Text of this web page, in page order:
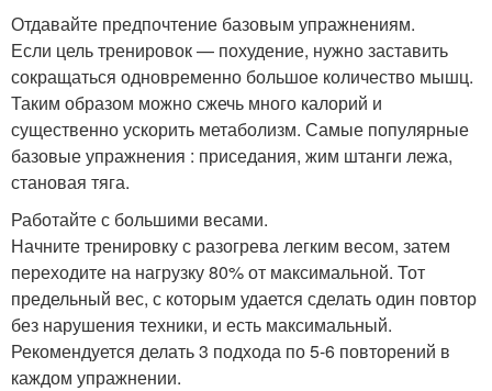
Отдавайте предпочтение базовым упражнениям.
Если цель тренировок — похудение, нужно заставить
сокращаться одновременно большое количество мышц.
Таким образом можно сжечь много калорий и
существенно ускорить метаболизм. Самые популярные
базовые упражнения : приседания, жим штанги лежа,
становая тяга.
Работайте с большими весами.
Начните тренировку с разогрева легким весом, затем
переходите на нагрузку 80% от максимальной. Тот
предельный вес, с которым удается сделать один повтор
без нарушения техники, и есть максимальный.
Рекомендуется делать 3 подхода по 5-6 повторений в
каждом упражнении.